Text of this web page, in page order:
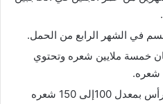
في الشهر الرابع من الحمل.
خمسة ملايين شعره وتحتوي
يتساقط الشعر من فروة الرأس بمعدل 100إلى 150 شعره